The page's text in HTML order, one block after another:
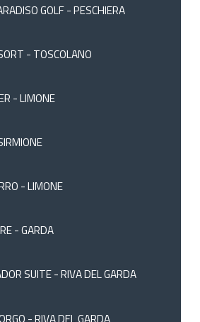
GOLF - PESCHIERA
- TOSCOLANO
- LIMONE
- LIMONE
- GARDA
SUITE - RIVA DEL GARDA
- RIVA DEL GARDA